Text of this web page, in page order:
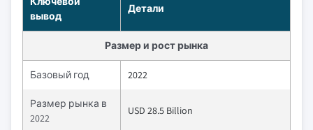
вывод
Детали
Размер и рост рынка
Базовый год 2022
Размер рынка в
2022
USD 28.5 Billion